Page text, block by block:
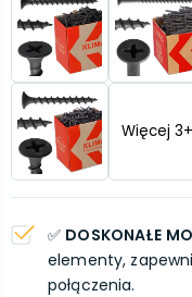
Więcej 3+
✅ DOSKONAŁE
elementy,
połączenia.